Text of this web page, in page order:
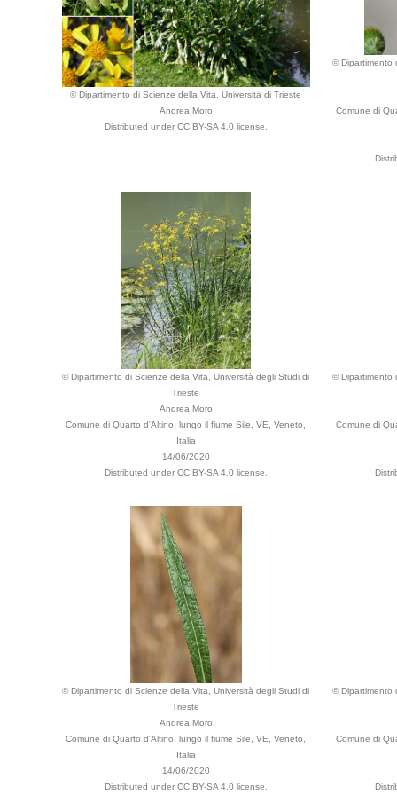
© Dipartimento di Scienze della Vita, Università di Trieste
Andrea Moro
Distributed under CC BY-SA 4.0 license.
© Dipartimento
Comune di
© Dipartimento di Scienze della Vita, Università degli Studi di
Trieste
Andrea Moro
Comune di Quarto d'Altino, lungo il fiume Sile, VE, Veneto,
Italia
14/06/2020
Distributed under CC BY-SA 4.0 license.
© Dipartimento
Comune di
© Dipartimento di Scienze della Vita, Università degli Studi di
Trieste
Andrea Moro
Comune di Quarto d'Altino, lungo il fiume Sile, VE, Veneto,
Italia
14/06/2020
Distributed under CC BY-SA 4.0 license.
© Dipartimento
Comune di